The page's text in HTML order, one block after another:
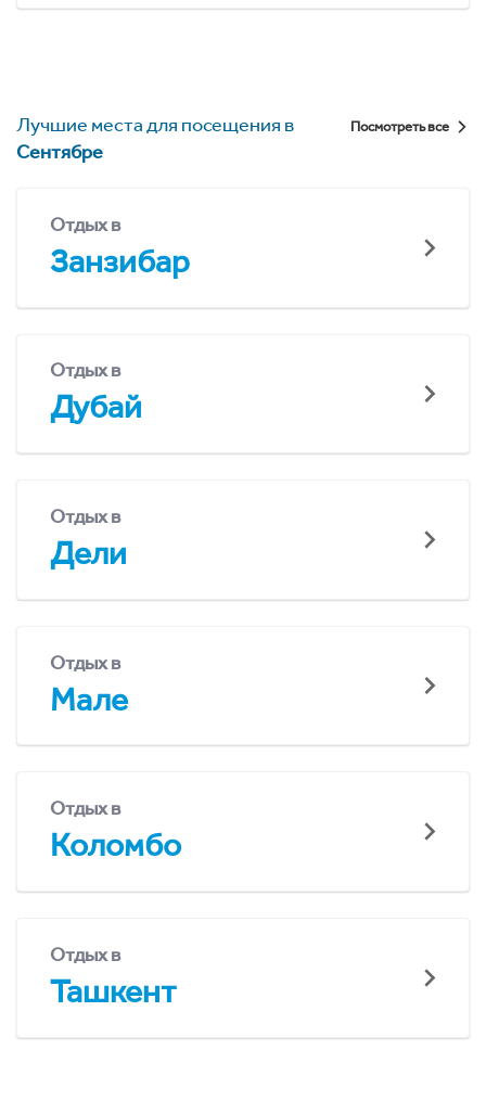
Лучшие места для посещения в
Сентябре
Посмотреть все
Отдых в
Занзибар
Отдых в
Дубай
Отдых в
Дели
Отдых в
Мале
Отдых в
Коломбо
Отдых в
Ташкент